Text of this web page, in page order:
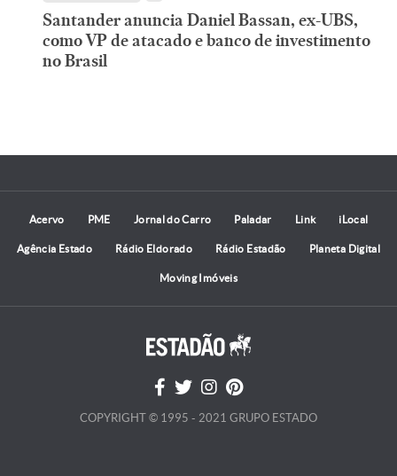
Santander anuncia Daniel Bassan, ex-UBS,
como VP de atacado e banco de investimento
no Brasil
Acervo PME Jornal do Carro Paladar Link iLocal
Agência Estado Rádio Eldorado Rádio Estadão Planeta Digital
Moving Imóveis
COPYRIGHT © 1995 - 2021 GRUPO ESTADO